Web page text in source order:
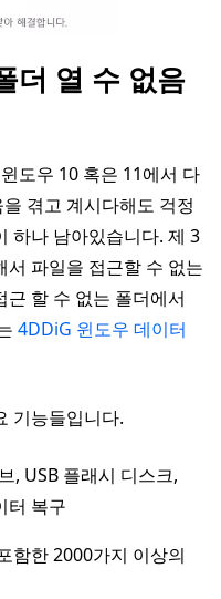
더 열 수 없음
도우 10 혹은 11에서 다
겪고 계시다해도 걱정
하나 남아있습니다. 제 3
파일을 접근할 수 없는
할 수 없는 폴더에서
4DDiG 윈도우 데이터
기능들입니다.
, USB 플래시 디스크,
터 복구
함한 2000가지 이상의